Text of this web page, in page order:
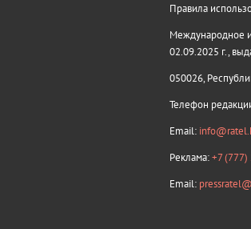
Правила
Международное
02.09.2025 г.,
050026,
Телефон
Email:
Реклама:+7 (777)
Email: